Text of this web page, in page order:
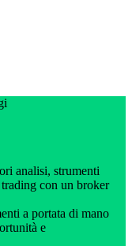
analisi, strumenti
con un broker
a portata di mano
e